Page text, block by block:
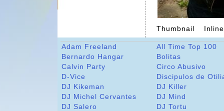
Thumbnail
Adam Freeland
All Time Top 100
Bernardo Hangar
Bolitas
Calvin Party
Circo Abusivo
D-Vice
Discipulos de
DJ Kikeman
DJ Killer
DJ Michel Cervantes
DJ Mind
DJ Salero
DJ Tortu